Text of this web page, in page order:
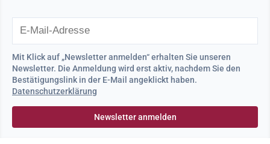
Mit Klick auf „Newsletter anmelden“ erhalten Sie unseren
Newsletter. Die Anmeldung wird erst aktiv, nachdem Sie den
Bestätigungslink in der E-Mail angeklickt haben.
Datenschutzerklärung